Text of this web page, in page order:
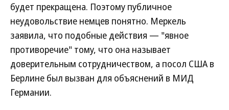
будет прекращена. Поэтому публичное
неудовольствие немцев понятно. Меркель
заявила, что подобные действия — "явное
противоречие" тому, что она называет
доверительным сотрудничеством, а посол США в
Берлине был вызван для объяснений в МИД
Германии.